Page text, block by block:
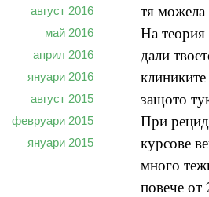
тя можела
На теория
дали
защото
При
курсове
много
повече от
август 2016
май 2016
април 2016
януари 2016
август 2015
февруари 2015
януари 2015